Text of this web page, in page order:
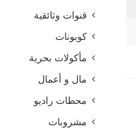
قنوات وثائقية
كوبونات
مأكولات بحرية
مال و أعمال
محطات راديو
مشروبات